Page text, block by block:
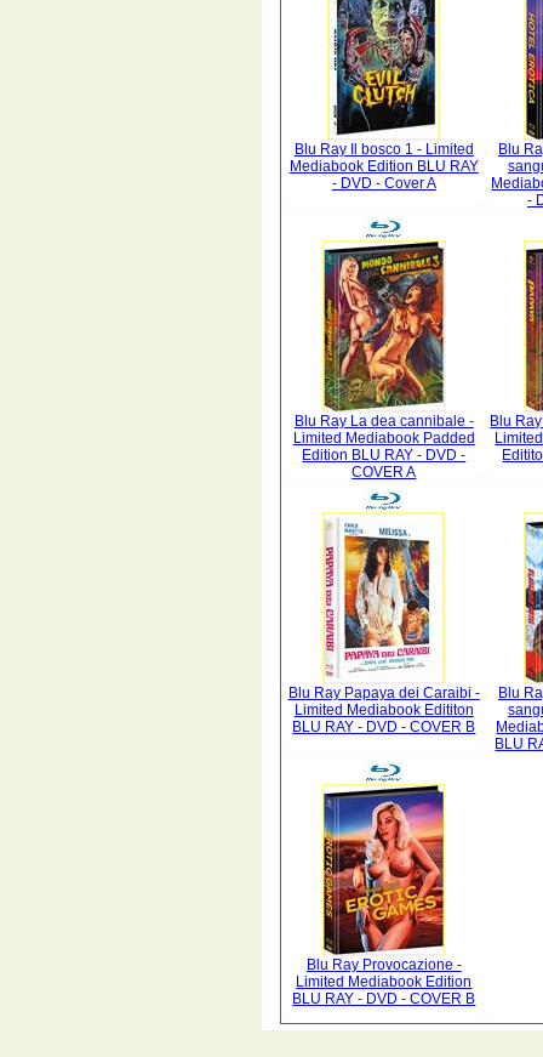
Blu Ray Il bosco 1 - Limited
Mediabook Edition BLU RAY
- DVD - Cover A
Blu
-
Blu Ray La dea cannibale -
Limited Mediabook Padded
Edition BLU RAY - DVD -
COVER A
Blu
Blu Ray Papaya dei Caraibi -
Limited Mediabook Edititon
BLU RAY - DVD - COVER B
Blu
BLU
Blu Ray Provocazione -
Limited Mediabook Edition
BLU RAY - DVD - COVER B